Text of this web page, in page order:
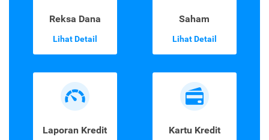
Reksa Dana
Lihat Detail
Saham
Lihat Detail
Laporan Kredit Kartu Kredit